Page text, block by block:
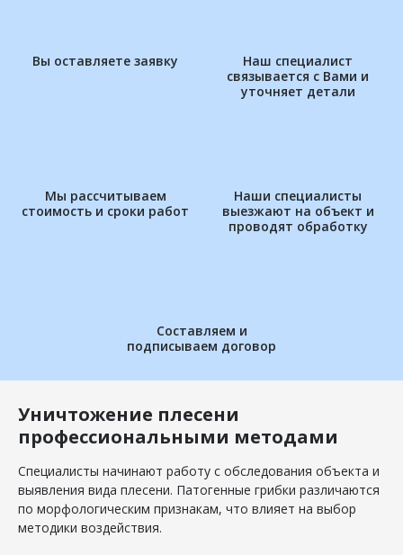
Вы оставляете заявку
Наш специалист
связывается с Вами и
уточняет детали
Мы рассчитываем
стоимость и сроки работ
Наши специалисты
выезжают на объект и
проводят обработку
Составляем и
подписываем договор
Уничтожение плесени
профессиональными методами
Специалисты начинают работу с обследования объекта и
выявления вида плесени. Патогенные грибки различаются
по морфологическим признакам, что влияет на выбор
методики воздействия.